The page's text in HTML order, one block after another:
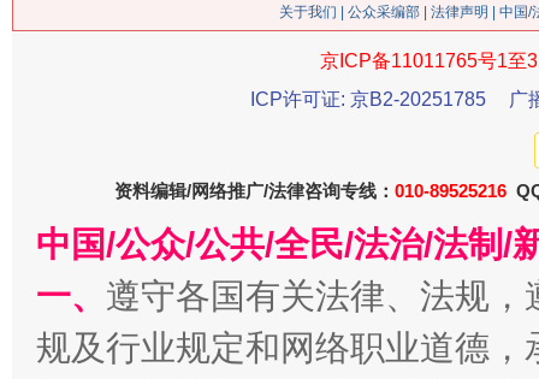
关于我们 公众采编部 法律声明 | 中国
京ICP备11011765号1至
ICP许可证: 京B2-20251785
广
资料编辑/网络推广/法律咨询专线： 010-89525216
中国/公众/公共/全民/法治/法制/
一、 遵守各国有关法律、法规
规及行业规定和网络职业道德